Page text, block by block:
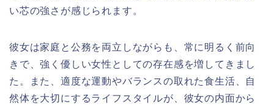
い芯の強さが感じられます。
彼女は家庭と公務を両立しながらも、常に明るく前向
きで、強く優しい女性としての存在感を増してきまし
た。また、適度な運動やバランスの取れた食生活、自
然体を大切にするライフスタイルが、彼女の内面から